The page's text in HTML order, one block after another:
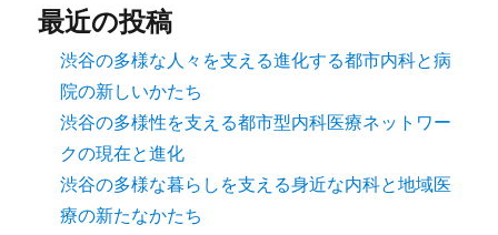
最近の投稿
渋谷の多様な人々を支える進化する都市内科と病
院の新しいかたち
渋谷の多様性を支える都市型内科医療ネットワー
クの現在と進化
渋谷の多様な暮らしを支える身近な内科と地域医
療の新たなかたち